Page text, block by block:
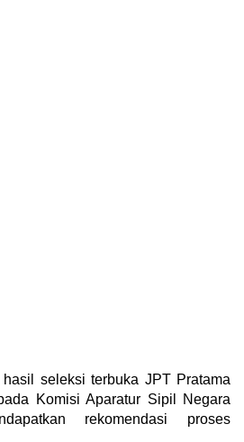
seleksi terbuka JPT Pratama
Komisi Aparatur Sipil Negara
rekomendasi proses